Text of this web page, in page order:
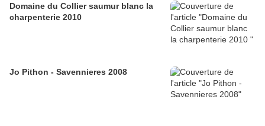
Domaine du Collier saumur blanc la
charpenterie 2010
Jo Pithon - Savennieres 2008